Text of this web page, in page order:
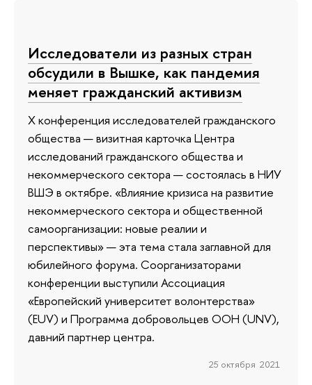
Исследователи из разных стран
обсудили в Вышке, как пандемия
меняет гражданский активизм
X конференция исследователей гражданского
общества — визитная карточка Центра
исследований гражданского общества и
некоммерческого сектора — состоялась в НИУ
ВШЭ в октябре. «Влияние кризиса на развитие
некоммерческого сектора и общественной
самоорганизации: новые реалии и
перспективы» — эта тема стала заглавной для
юбилейного форума. Соорганизаторами
конференции выступили Ассоциация
«Европейский университет волонтерства»
(EUV) и Программа добровольцев ООН (UNV),
давний партнер центра.
25 октября 2021